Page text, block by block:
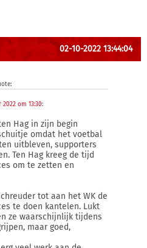
02-10-2022 13:44:04
om 13:30:
Hag in zijn begin
omdat het voetbal
uitbleven, supporters
Ten Hag kreeg de tijd
om te zetten en
tot aan het WK de
te doen kantelen. Lukt
ze waarschijnlijk tijdens
maar goed,